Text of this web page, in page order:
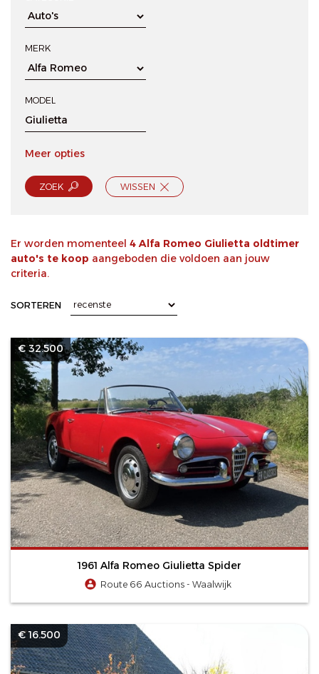
MERK
MODEL
Meer opties
ZOEK WISSEN
Er worden momenteel 4 Alfa Romeo Giulietta oldtimer
auto's te koop aangeboden die voldoen aan jouw
criteria.
SORTEREN
€ 32.500
1961 Alfa Romeo Giulietta Spider
Route 66 Auctions - Waalwijk
€ 16.500